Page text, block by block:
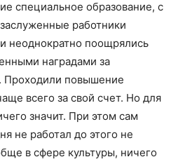
специальное образование, с
работники
неоднократно поощрялись
наградами за
Проходили повышение
всего за свой счет. Но для
значит. При этом сам
не работал до этого не
в сфере культуры, ничего